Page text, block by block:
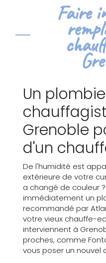
Faire
Un
Grenoble
d'un
De l'humidité est
extérieure de votre
a changé de couleur
immédiatement un
recommandé par
votre vieux chauffe-
interviennent à
proches, comme
vous poser un nouvel